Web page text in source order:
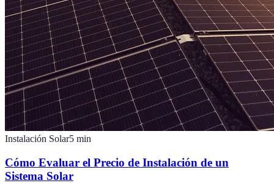
Instalación Solar5 min
Cómo Evaluar el Precio de Instalación de un
Sistema Solar